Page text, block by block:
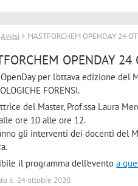
Avvisi > MASTFORCHEM OPENDAY 24
OPENDAY
per l'ottava edizione del
FORENSI.
del Master, Prof.ssa Laura
ore 10 alle ore 12.
gli interventi dei docenti del
il programma dell'eventoa
il: 24 ottobre 2020